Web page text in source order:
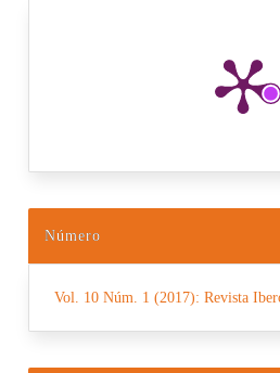
Número
Vol. 10 Núm. 1 (2017): Revista